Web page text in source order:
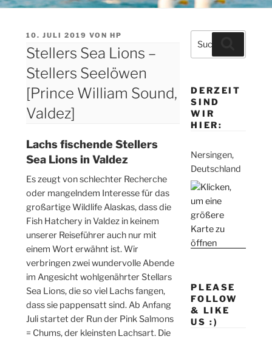
VERÖFFENTLICHT
10. JULI 2019 VONHP
Stellers Sea Lions –
Stellers Seelöwen
[Prince William Sound,
Valdez]
Lachs fischende Stellers
Sea Lions in Valdez
Es zeugt von schlechter Recherche
oder mangelndem Interesse für das
großartige Wildlife Alaskas, dass die
Fish Hatchery in Valdez in keinem
unserer Reiseführer auch nur mit
einem Wort erwähnt ist. Wir
verbringen zwei wundervolle Abende
im Angesicht wohlgenährter Stellars
Sea Lions, die so viel Lachs fangen,
dass sie pappensatt sind. Ab Anfang
Juli startet der Run der Pink Salmons
= Chums, der kleinsten Lachsart. Die
Suche
nach:
DERZEIT
SIND
WIR
HIER:
Nersingen,
Deutschland
PLEASE
FOLLOW
& LIKE
US :)